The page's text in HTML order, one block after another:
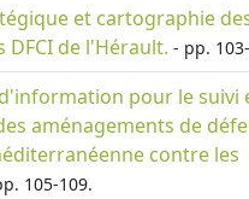
et cartographie
DFCI de l'Hérault. - pp.
pour le suivi
aménagements de
contre les
105-109.